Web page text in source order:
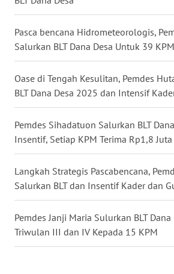
Pasca bencana Hidrometeorologis,
Salurkan BLT Dana Desa Untuk 39 KPM
Oase di Tengah Kesulitan, Pemdes
BLT Dana Desa 2025 dan Intensif
Pemdes Sihadatuon Salurkan BLT
Insentif, Setiap KPM Terima Rp1,8 Juta
Langkah Strategis Pascabencana,
Salurkan BLT dan Insentif Kader dan
Pemdes Janji Maria Sulurkan BLT
Triwulan III dan IV Kepada 15 KPM
WN
GORONTALO
WN
SULUT
MALUKU
MALUT
DAIRI